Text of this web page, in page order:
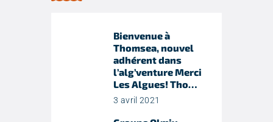
Bienvenue à
Thomsea, nouvel
adhérent dans
l’alg’venture Merci
Les Algues! Tho…
3 avril 2021